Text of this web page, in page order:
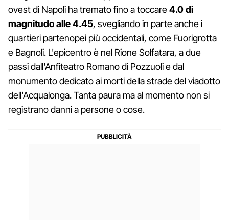
ovest di Napoli ha tremato fino a toccare4.0 di
magnitudo alle 4.45, svegliando in parte anche i
quartieri partenopei più occidentali, come Fuorigrotta
e Bagnoli. L'epicentro è nel Rione Solfatara, a due
passi dall'Anfiteatro Romano di Pozzuoli e dal
monumento dedicato ai morti della strade del viadotto
dell'Acqualonga. Tanta paura ma al momento non si
registrano danni a persone o cose.